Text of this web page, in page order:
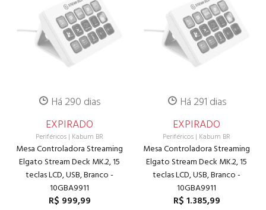
Há 290 dias
EXPIRADO
Periféricos | Kabum BR
Mesa Controladora Streaming
Elgato Stream Deck MK.2, 15
teclas LCD, USB, Branco -
10GBA9911
R$ 999,99
Há 291 dias
EXPIRADO
Periféricos | Kabum BR
Mesa Controladora Streaming
Elgato Stream Deck MK.2, 15
teclas LCD, USB, Branco -
10GBA9911
R$ 1.385,99